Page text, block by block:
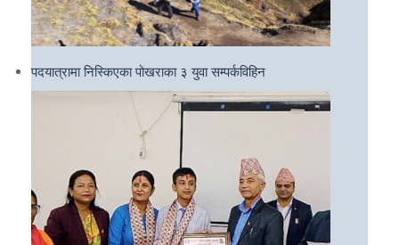
पदयात्रामा निस्किएका पोखराका ३ युवा सम्पर्कविहिन